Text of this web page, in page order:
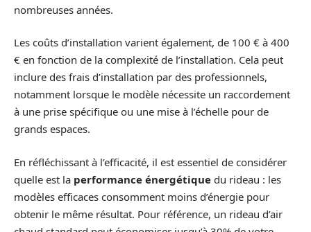
nombreuses années.
Les coûts d’installation varient également, de 100 € à 400
€ en fonction de la complexité de l’installation. Cela peut
inclure des frais d’installation par des professionnels,
notamment lorsque le modèle nécessite un raccordement
à une prise spécifique ou une mise à l’échelle pour de
grands espaces.
En réfléchissant à l’efficacité, il est essentiel de considérer
quelle est la performance énergétique du rideau : les
modèles efficaces consomment moins d’énergie pour
obtenir le même résultat. Pour référence, un rideau d’air